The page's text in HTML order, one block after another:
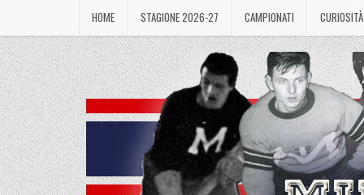
content
HOME STAGIONE 2026-27 CAMPIONATI CURIOSITÀ